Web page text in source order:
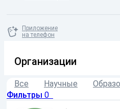
Приложение
на телефон
Организации
Все Научные
Фильтры 0